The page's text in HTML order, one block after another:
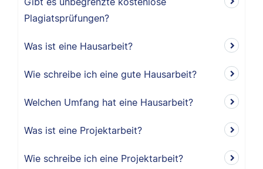
Plagiatsprüfungen?
Was ist eine Hausarbeit?
Wie schreibe ich eine gute Hausarbeit?
Welchen Umfang hat eine Hausarbeit?
Was ist eine Projektarbeit?
Wie schreibe ich eine Projektarbeit?